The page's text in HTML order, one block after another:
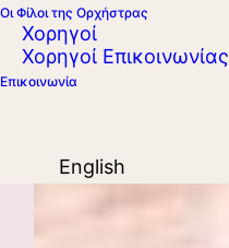
Οι Φίλοι της Ορχήστρας
Χορηγοί
Χορηγοί Επικοινωνίας
Επικοινωνία
English